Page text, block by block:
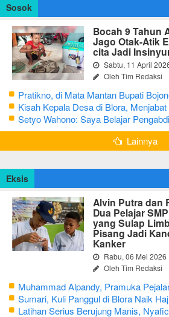
Sosok
Bocah 9 Tahun
Jago Otak-Atik
cita Jadi
Sabtu, 11 April
Oleh Tim Redaksi
Pratikno, di Mata Mantan Bupati
Kisah Kepala Desa di Blora,
Masih Hidup Sederhana
Setyo Wahono: Saya Belajar
Lainnya
Eksis
Alvin Putra dan
Dua Pelajar
yang Sulap
Pisang Jadi
Kanker
Rabu, 06 Mei 2026
Oleh Tim Redaksi
Muhammad Alpandy, Pramuka
Nusantara dengan Misi Literasi
Sumari, Kuli Panggul di Blora Naik
Tahun Sisihkan Uang Receh
Latihan Serius Berujung Manis,